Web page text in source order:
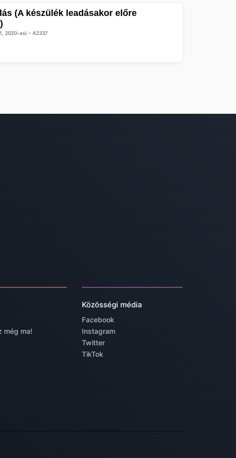
2020-as) – A2337
még ma!
Közösségi média
Facebook
Instagram
Twitter
TikTok